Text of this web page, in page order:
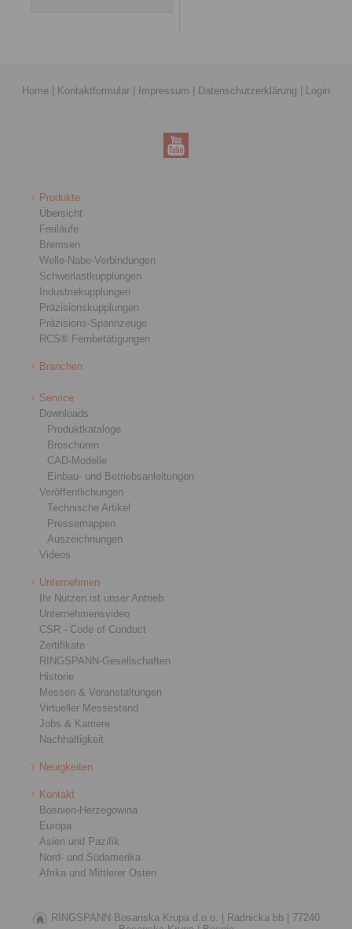
Home | Kontaktformular | Impressum | Datenschutzerklärung | Login
Produkte
Übersicht
Freiläufe
Bremsen
Welle-Nabe-Verbindungen
Schwerlastkupplungen
Industriekupplungen
Präzisionskupplungen
Präzisions-Spannzeuge
RCS® Fernbetätigungen
Branchen
Service
Downloads
Produktkataloge
Broschüren
CAD-Modelle
Einbau- und Betriebsanleitungen
Veröffentlichungen
Technische Artikel
Pressemappen
Auszeichnungen
Videos
Unternehmen
Ihr Nutzen ist unser Antrieb
Unternehmensvideo
CSR - Code of Conduct
Zertifikate
RINGSPANN-Gesellschaften
Historie
Messen & Veranstaltungen
Virtueller Messestand
Jobs & Karriere
Nachhaltigkeit
Neuigkeiten
Kontakt
Bosnien-Herzegowina
Europa
Asien und Pazifik
Nord- und Südamerika
Afrika und Mittlerer Osten
RINGSPANN Bosanska Krupa d.o.o. | Radnicka bb | 77240